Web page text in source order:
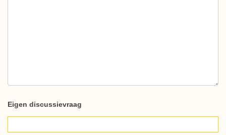
Eigen discussievraag